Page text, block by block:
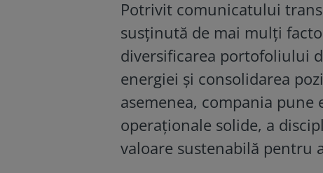
Potrivit comunicatului
susținută de mai mulți
diversificarea portofoliului
energiei și consolidarea
asemenea, compania
operaționale solide, a
valoare sustenabilă pentru